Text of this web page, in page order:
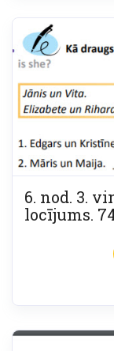
6. nod. 3.
locījums.